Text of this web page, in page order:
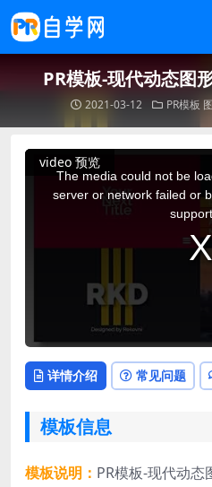
PR模板-现代动态图
2021-03-12 PR模板
video 预览
This
The media could not be
server or network failed or
详情介绍 常见问题
模板信息
模板说明： PR模板-现代动